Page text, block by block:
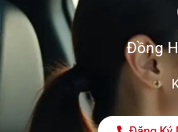
Đồng